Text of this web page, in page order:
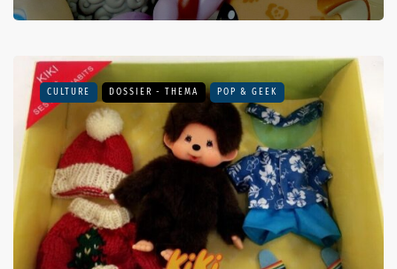
CULTURE DOSSIER - THEMA POP & GEEK